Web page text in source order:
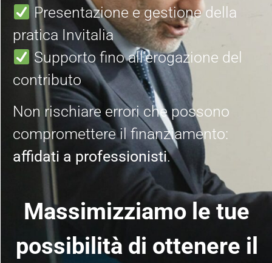
Presentazione e gestione della
pratica Invitalia
Supporto fino all’erogazione del
contributo
Non rischiare errori che possono
compromettere il finanziamento:
affidati a professionisti.
Massimizziamo le tue
possibilità di ottenere il